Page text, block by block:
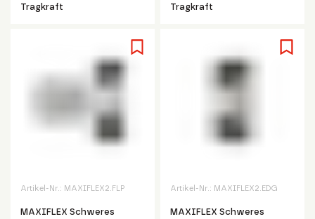
Tragkraft
Tragkraft
Artikel-Nr.: MAXIFLEX2.FLP
MAXIFLEX Schweres
Artikel-Nr.: MAXIFLEX2.EDG
MAXIFLEX Schweres